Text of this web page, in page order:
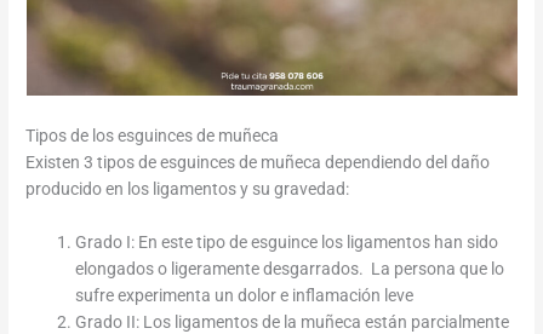
Tipos de los esguinces de muñeca
Existen 3 tipos de esguinces de muñeca dependiendo del daño
producido en los ligamentos y su gravedad:
Grado I: En este tipo de esguince los ligamentos han sido
elongados o ligeramente desgarrados. La persona que lo
sufre experimenta un dolor e inflamación leve
Grado II: Los ligamentos de la muñeca están parcialmente